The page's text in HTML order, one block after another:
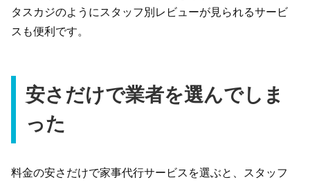
タスカジのようにスタッフ別レビューが見られるサービ
スも便利です。
安さだけで業者を選んでしま
った
料金の安さだけで家事代行サービスを選ぶと、スタッフ